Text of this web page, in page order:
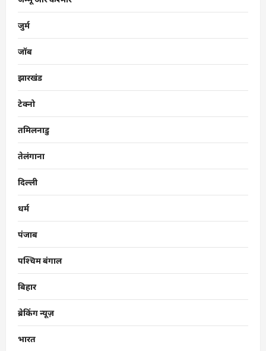
जुर्म
जॉब
झारखंड
टेक्नो
तमिलनाडु
तेलंगाना
दिल्ली
धर्म
पंजाब
पश्चिम बंगाल
बिहार
ब्रेकिंग न्यूज़
भारत